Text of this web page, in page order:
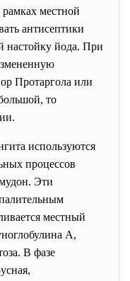
местной
антисептики
настойку йода. При
Протаргола или
то
используются
процессов
Эти
местный
A,
В фазе